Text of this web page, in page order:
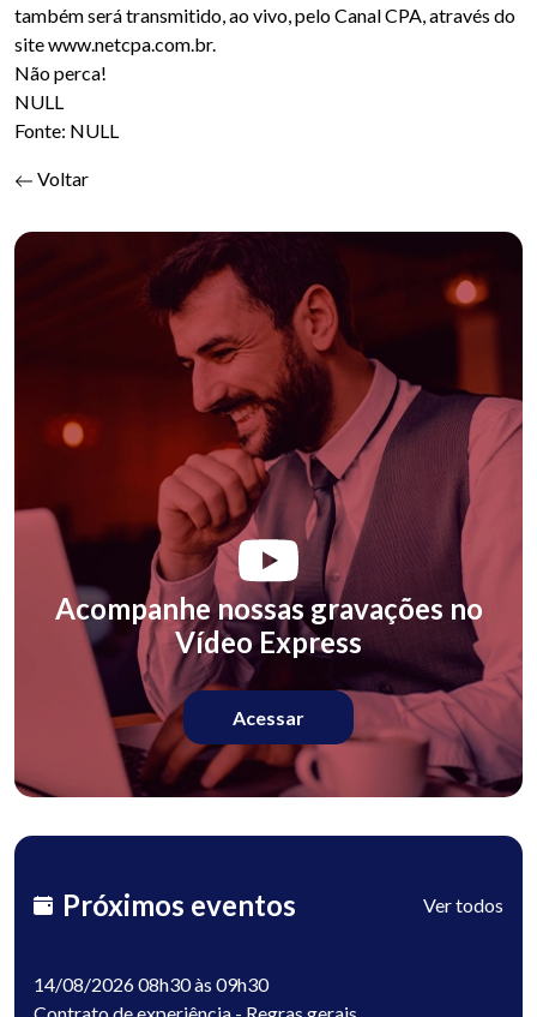
também será transmitido, ao vivo, pelo Canal CPA, através do
site www.netcpa.com.br.
Não perca!
NULL
Fonte: NULL
Voltar
Acompanhe nossas gravações no
Vídeo Express
Acessar
Próximos eventos Ver todos
14/08/2026 08h30 às 09h30